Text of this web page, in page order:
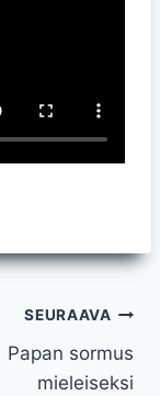
SEURAAVA
Papan sormus
mieleiseksi